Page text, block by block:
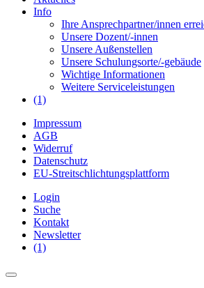
Info
Ihre Ansprechpartner/innen
Unsere Dozent/-innen
Unsere Außenstellen
Unsere Schulungsorte/-gebäude
Wichtige Informationen
Weitere Serviceleistungen
(1)
Impressum
AGB
Widerruf
Datenschutz
EU-Streitschlichtungsplattform
Login
Suche
Kontakt
Newsletter
(1)